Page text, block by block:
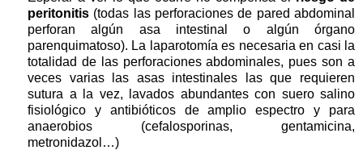
peritonitis (todas las perforaciones de pared abdominal
perforan algún asa intestinal o algún órgano
parenquimatoso). La laparotomía es necesaria en casi la
totalidad de las perforaciones abdominales, pues son a
veces varias las asas intestinales las que requieren
sutura a la vez, lavados abundantes con suero salino
fisiológico y antibióticos de amplio espectro y para
anaerobios (cefalosporinas, gentamicina,
metronidazol…)